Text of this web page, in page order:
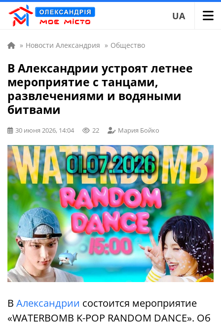
UA
» Новости Александрия » Общество
В Александрии устроят летнее
мероприятие с танцами,
развлечениями и водяными
битвами
30 июня 2026, 14:04 22 Мария Бойко
В Александрии состоится мероприятие
«WATERBOMB K-POP RANDOM DANCE». Об